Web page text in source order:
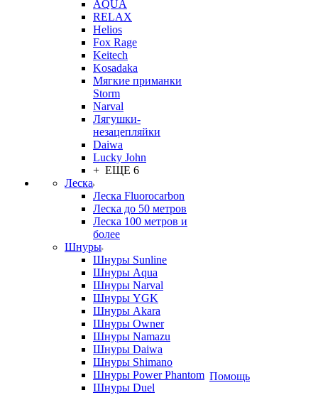
AQUA
RELAX
Helios
Fox Rage
Keitech
Kosadaka
Мягкие приманки
Storm
Narval
Лягушки-
незацепляйки
Daiwa
Lucky John
+ ЕЩЕ 6
Леска
Леска Fluorocarbon
Леска до 50 метров
Леска 100 метров и
более
Шнуры
Шнуры Sunline
Шнуры Aqua
Шнуры Narval
Шнуры YGK
Шнуры Akara
Шнуры Owner
Шнуры Namazu
Шнуры Daiwa
Шнуры Shimano
Шнуры Power Phantom
Шнуры Duel
Помощь